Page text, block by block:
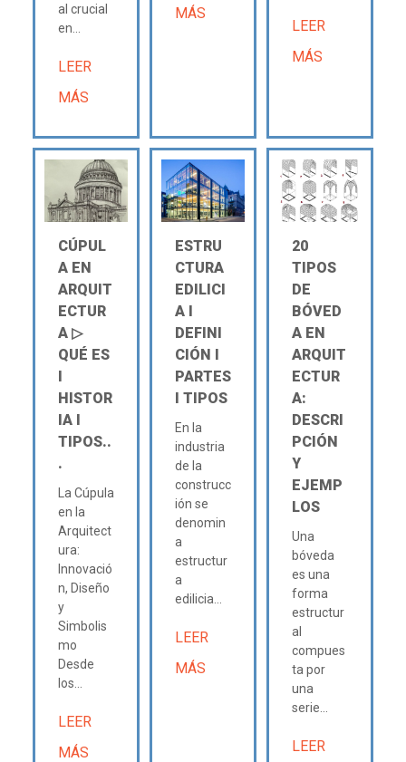
al crucial
en...
LEER
MÁS
MÁS
LEER
MÁS
CÚPUL
A EN
ARQUIT
ECTUR
A ▷
QUÉ ES
Ι
HISTOR
IA Ι
TIPOS..
.
La Cúpula
en la
Arquitect
ura:
Innovació
n, Diseño
y
Simbolis
mo
Desde
los...
LEER
MÁS
ESTRU
CTURA
EDILICI
A Ι
DEFINI
CIÓN Ι
PARTES
Ι TIPOS
En la
industria
de la
construcc
ión se
denomin
a
estructur
a
edilicia...
LEER
MÁS
20
TIPOS
DE
BÓVED
A EN
ARQUIT
ECTUR
A:
DESCRI
PCIÓN
Y
EJEMP
LOS
Una
bóveda
es una
forma
estructur
al
compues
ta por
una
serie...
LEER